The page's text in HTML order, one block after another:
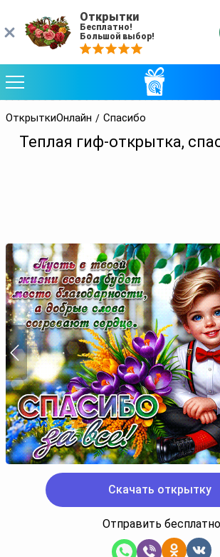
ОткрыткиОнлайн Спасибо
Теплая гиф-открытка,
Скачать открытку
Отправить бесплатно
Открытки
Бесплатно!
Большой выбор!